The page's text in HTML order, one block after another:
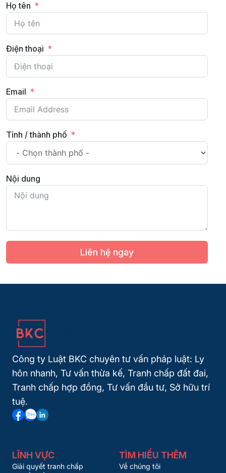
Họ tên
Điện thoại
Email
Tỉnh / thành phố
Nội dung
Liên hệ ngay
Công ty Luật BKC chuyên tư vấn pháp luật: Ly
hôn nhanh, Tư vấn thừa kế, Tranh chấp đất đai,
Tranh chấp hợp đồng, Tư vấn đầu tư, Sở hữu trí
tuệ.
LĨNH VỰC
Giải quyết tranh chấp
TÌM HIỂU THÊM
Về chúng tôi